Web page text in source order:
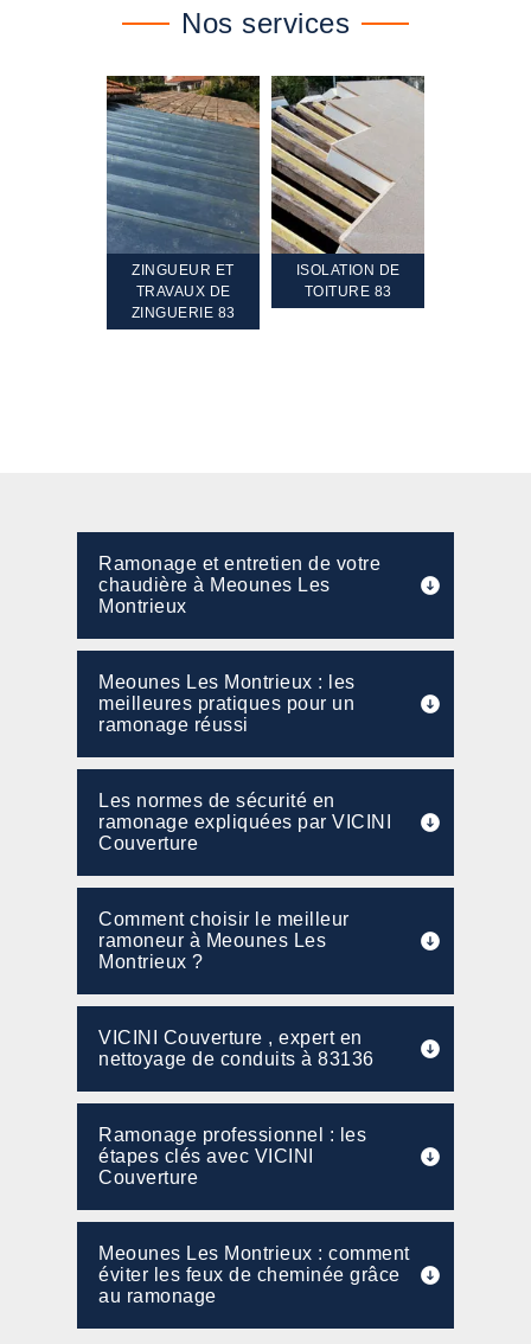
Nos services
ZINGUEUR ET
TRAVAUX DE
ZINGUERIE 83
ISOLATION DE
TOITURE 83
Ramonage et entretien de votre
chaudière à Meounes Les
Montrieux
Meounes Les Montrieux : les
meilleures pratiques pour un
ramonage réussi
Les normes de sécurité en
ramonage expliquées par VICINI
Couverture
Comment choisir le meilleur
ramoneur à Meounes Les
Montrieux ?
VICINI Couverture , expert en
nettoyage de conduits à 83136
Ramonage professionnel : les
étapes clés avec VICINI
Couverture
Meounes Les Montrieux : comment
éviter les feux de cheminée grâce
au ramonage